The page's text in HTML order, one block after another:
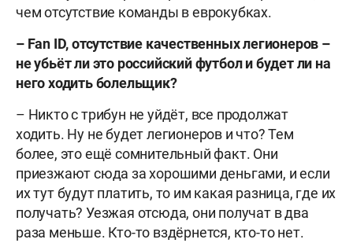
чем отсутствие команды в еврокубках.
– Fan ID, отсутствие качественных легионеров –
не убьёт ли это российский футбол и будет ли на
него ходить болельщик?
– Никто с трибун не уйдёт, все продолжат
ходить. Ну не будет легионеров и что? Тем
более, это ещё сомнительный факт. Они
приезжают сюда за хорошими деньгами, и если
их тут будут платить, то им какая разница, где их
получать? Уезжая отсюда, они получат в два
раза меньше. Кто-то вздёрнется, кто-то нет.